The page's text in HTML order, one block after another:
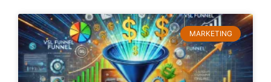
MARKETING